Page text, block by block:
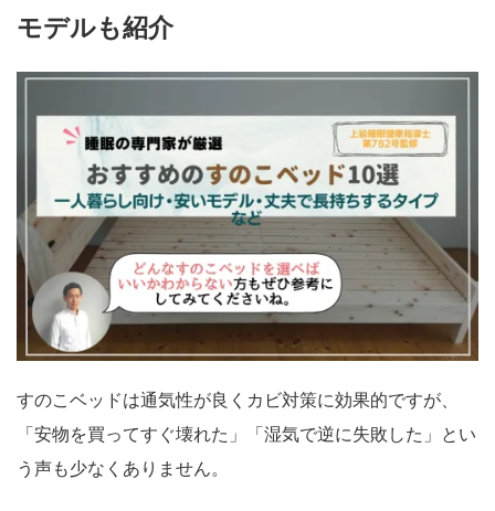
モデルも紹介
すのこベッドは通気性が良くカビ対策に効果的ですが、
「安物を買ってすぐ壊れた」「湿気で逆に失敗した」とい
う声も少なくありません。